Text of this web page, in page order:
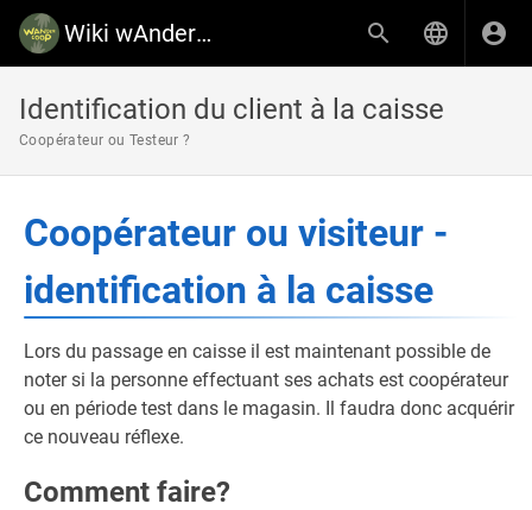
Wiki wAnderCoop
Identification du client à la caisse
Coopérateur ou Testeur ?
Coopérateur ou visiteur -
identification à la caisse
Lors du passage en caisse il est maintenant possible de
noter si la personne effectuant ses achats est coopérateur
ou en période test dans le magasin. Il faudra donc acquérir
ce nouveau réflexe.
Comment faire?